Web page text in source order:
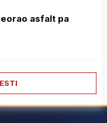
asfalt pa